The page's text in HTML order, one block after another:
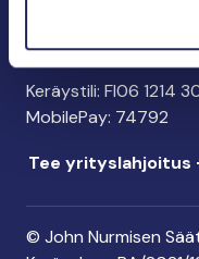
Tee lahjoitus
Keräystili: FI06 1214
MobilePay: 74792
Tee yrityslahjoitus
© John Nurmisen